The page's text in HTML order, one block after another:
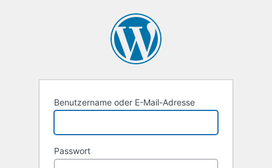
Benutzername oder E-Mail-Adresse
Passwort